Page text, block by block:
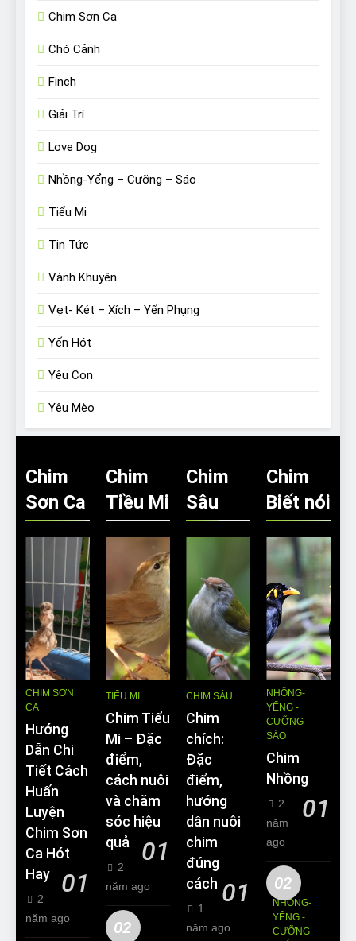
Chim Sơn Ca
Chó Cảnh
Finch
Giải Trí
Love Dog
Nhồng-Yểng – Cưỡng – Sáo
Tiểu Mi
Tin Tức
Vành Khuyên
Vẹt- Két – Xích – Yến Phụng
Yến Hót
Yêu Con
Yêu Mèo
Chim
Sơn Ca
CHIM SƠN
CA
Hướng
Dẫn Chi
Tiết Cách
Huấn
Luyện
Chim Sơn
Ca Hót
Hay
01
2
năm ago
Chim
Tiều Mi
TIỂU MI
Chim Tiểu
Mi – Đặc
điểm,
cách nuôi
và chăm
sóc hiệu
quả
01
2
năm ago
02
Chim
Sâu
CHIM SÂU
Chim
chích:
Đặc
điểm,
hướng
dẫn nuôi
chim
đúng
cách 01
1
năm ago
Chim
Biết nói
NHỒNG-
YỂNG -
CƯỠNG -
SÁO
Chim
Nhồng
01
2
năm
ago
02
NHỒNG-
YỂNG -
CƯỠNG